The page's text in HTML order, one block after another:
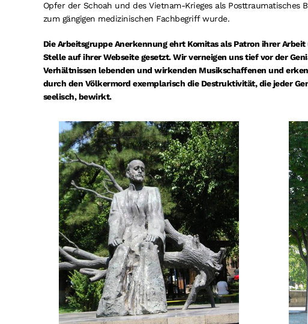
Opfer der Schoah und des Vietnam-Krieges als Posttraumatisches
zum gängigen medizinischen Fachbegriff wurde.
Die Arbeitsgruppe Anerkennung ehrt Komitas als Patron ihrer
Stelle auf ihrer Webseite gesetzt. Wir verneigen uns tief vor der
Verhältnissen lebenden und wirkenden Musikschaffenen und
durch den Völkermord exemplarisch die Destruktivität, die jeder
seelisch, bewirkt.